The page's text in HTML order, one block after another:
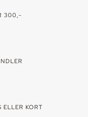
300,-
ELLER KORT